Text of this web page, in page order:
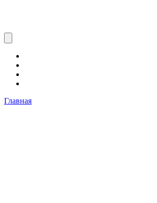
Главная